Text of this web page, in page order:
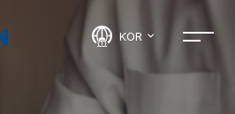
KOR